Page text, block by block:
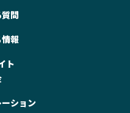
問
報
ト
ション